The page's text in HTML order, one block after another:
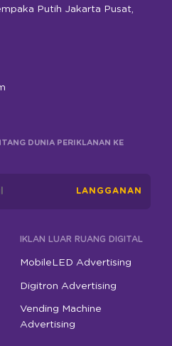
Putih Jakarta Pusat,
DUNIA PERIKLANAN KE
LANGGANAN
IKLAN LUAR RUANG DIGITAL
MobileLED Advertising
Digitron Advertising
Vending Machine
Advertising